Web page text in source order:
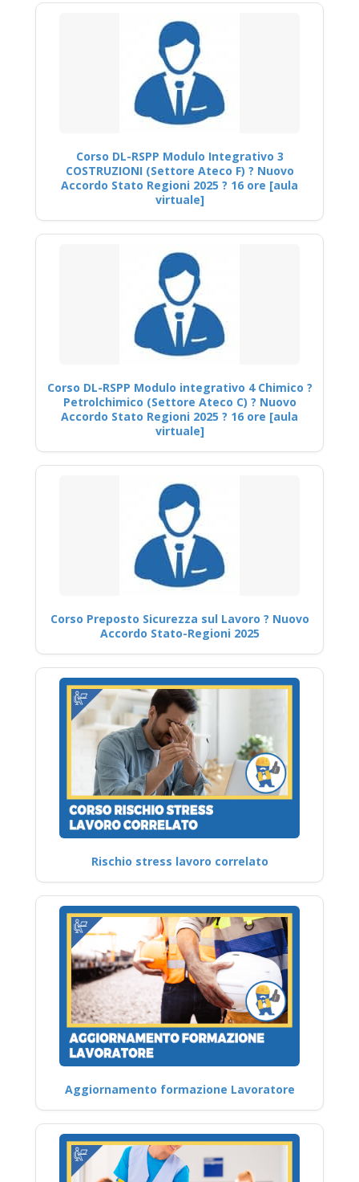
Corso DL-RSPP Modulo Integrativo 3
COSTRUZIONI (Settore Ateco F) ? Nuovo
Accordo Stato Regioni 2025 ? 16 ore [aula
virtuale]
Corso DL-RSPP Modulo integrativo 4 Chimico ?
Petrolchimico (Settore Ateco C) ? Nuovo
Accordo Stato Regioni 2025 ? 16 ore [aula
virtuale]
Corso Preposto Sicurezza sul Lavoro ? Nuovo
Accordo Stato-Regioni 2025
Rischio stress lavoro correlato
Aggiornamento formazione Lavoratore